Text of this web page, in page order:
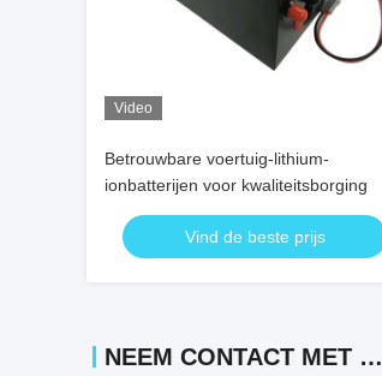
Video
Betrouwbare voertuig-lithium-
ionbatterijen voor kwaliteitsborging
Vind de beste prijs
NEEM CONTACT MET ONS OP